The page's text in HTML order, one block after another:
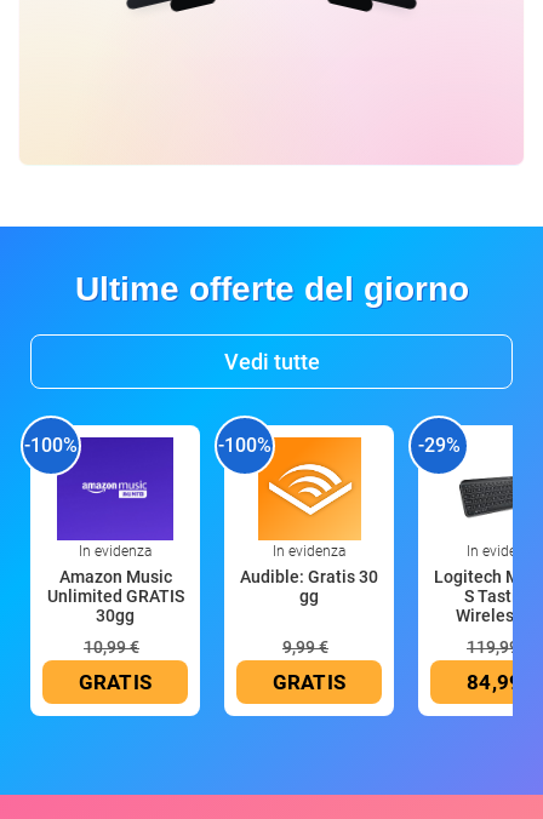
Ultime offerte del giorno
Vedi tutte
-100%
In evidenza
Amazon Music
Unlimited GRATIS
30gg
10,99 €
GRATIS
-100%
In evidenza
Audible: Gratis 30
gg
9,99 €
GRATIS
-29%
In evidenza
Logitech MX
S Tastiera
Wireless
119,99 €
84,99 €